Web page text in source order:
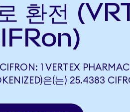
환전
1 VERTEX
은(는) 25.4383